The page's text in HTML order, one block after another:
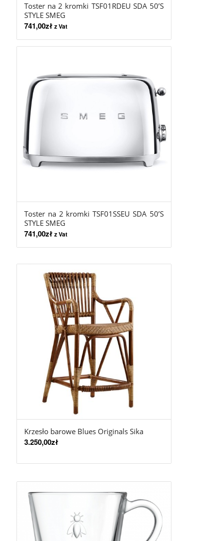
Toster na 2 kromki TSF01RDEU SDA 50’S
STYLE SMEG
741,00zł z Vat
Toster na 2 kromki TSF01SSEU SDA 50’S
STYLE SMEG
741,00zł z Vat
Krzesło barowe Blues Originals Sika
3.250,00zł